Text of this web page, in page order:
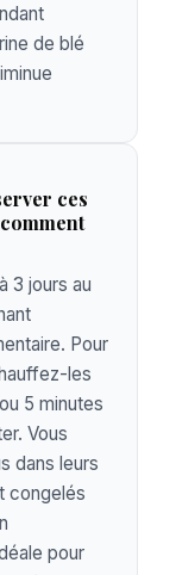
de blé
ces
3 jours au
Pour
les
5 minutes
Vous
dans leurs
congelés
pour